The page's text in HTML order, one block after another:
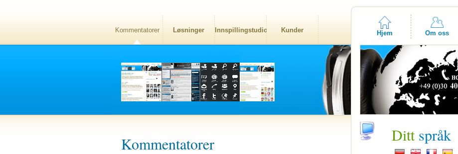
Kommentatorer Løsninger Innspillingstudio Kunder Hjem Om oss
Kommentatorer Ditt språk